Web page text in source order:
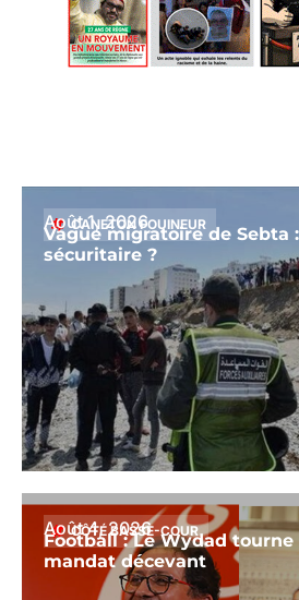
CANETON FOUINEUR
Août 1, 2026
Vague migratoire de Sebta
sécuritaire ?
CÔTÉ BASSE-COUR
Août 4, 2026
Football : Le Wydad tourne
mandat décevant